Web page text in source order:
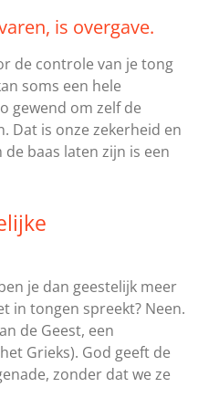
is overgave.
de controle van je tong
soms een hele
gewend om zelf de
Dat is onze zekerheid en
baas laten zijn is een
je dan geestelijk meer
in tongen spreekt? Neen.
de Geest, een
Grieks). God geeft de
zonder dat we ze